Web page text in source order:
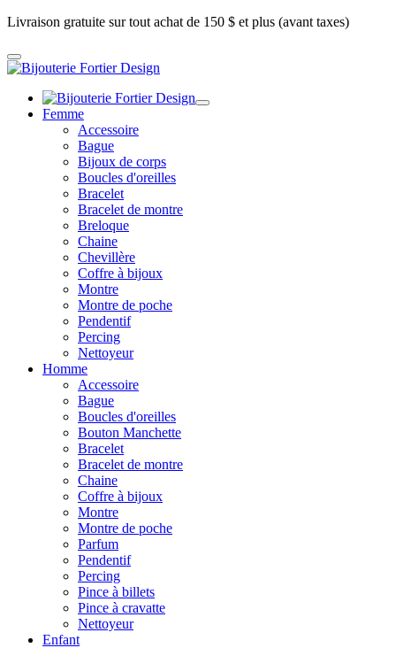
Livraison gratuite sur tout achat de 150 $ et plus (avant taxes)
Femme
Accessoire
Bague
Bijoux de corps
Boucles d'oreilles
Bracelet
Bracelet de montre
Breloque
Chaine
Chevillère
Coffre à bijoux
Montre
Montre de poche
Pendentif
Percing
Nettoyeur
Homme
Accessoire
Bague
Boucles d'oreilles
Bouton Manchette
Bracelet
Bracelet de montre
Chaine
Coffre à bijoux
Montre
Montre de poche
Parfum
Pendentif
Percing
Pince à billets
Pince à cravatte
Nettoyeur
Enfant